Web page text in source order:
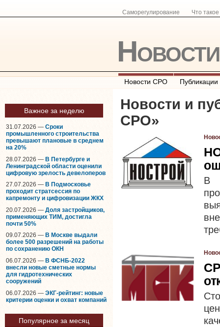
Саморегулирование Что
Новости СРО Публикации
Важное за неделю
31.07.2026 — Сроки
промышленного строительства
превышают плановые в среднем
на 20%
28.07.2026 — В Петербурге и
Ленинградской области оценили
цифровую зрелость девелоперов
27.07.2026 — В Подмосковье
проходит стратсессия по
капремонту и цифровизации ЖКХ
20.07.2026 — Доля застройщиков,
применяющих ТИМ, достигла
почти 50%
09.07.2026 — В Москве выдали
более 500 разрешений на работы
по сохранению ОКН
06.07.2026 — В ФСНБ-2022
внесли новые сметные нормы
для гидротехнических
сооружений
06.07.2026 — ЭКГ-рейтинг: новые
критерии оценки и охват компаний
Популярное за месяц
Новости и
СРО»
В